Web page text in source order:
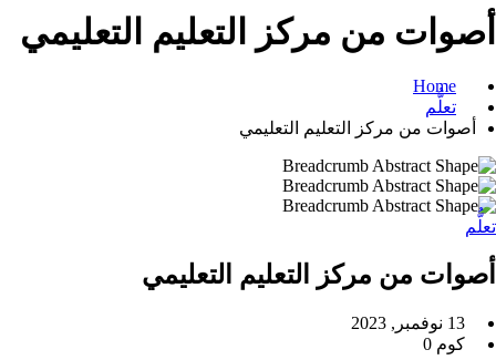
أصوات من مركز التعليم التعليمي
Home
تعلُّم
أصوات من مركز التعليم التعليمي
تعلُّم
أصوات من مركز التعليم التعليمي
13 نوفمبر, 2023
كوم 0